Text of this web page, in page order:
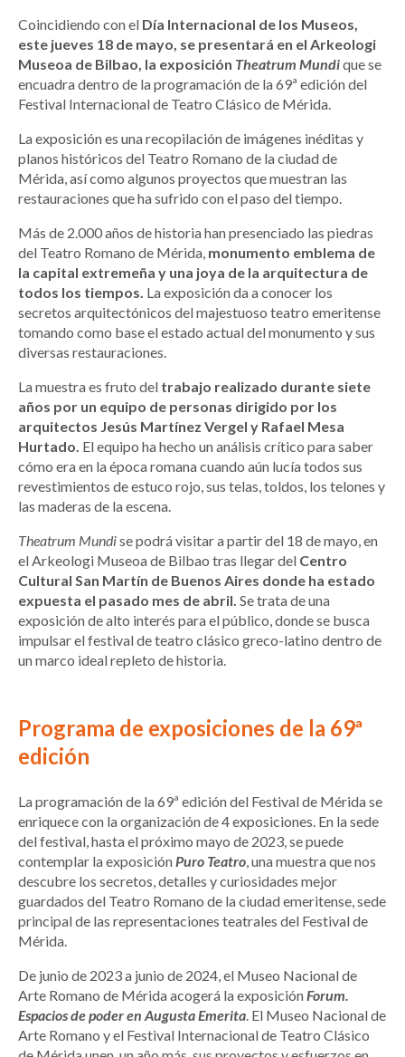
Coincidiendo con el Día Internacional de los Museos,
este jueves 18 de mayo, se presentará en el Arkeologi
Museoa de Bilbao, la exposición Theatrum Mundique se
encuadra dentro de la programación de la 69ª edición del
Festival Internacional de Teatro Clásico de Mérida.
La exposición es una recopilación de imágenes inéditas y
planos históricos del Teatro Romano de la ciudad de
Mérida, así como algunos proyectos que muestran las
restauraciones que ha sufrido con el paso del tiempo.
Más de 2.000 años de historia han presenciado las piedras
del Teatro Romano de Mérida, monumento emblema de
la capital extremeña y una joya de la arquitectura de
todos los tiempos. La exposición da a conocer los
secretos arquitectónicos del majestuoso teatro emeritense
tomando como base el estado actual del monumento y sus
diversas restauraciones.
La muestra es fruto del trabajo realizado durante siete
años por un equipo de personas dirigido por los
arquitectos Jesús Martínez Vergel y Rafael Mesa
Hurtado. El equipo ha hecho un análisis crítico para saber
cómo era en la época romana cuando aún lucía todos sus
revestimientos de estuco rojo, sus telas, toldos, los telones y
las maderas de la escena.
Theatrum Mundise podrá visitar a partir del 18 de mayo, en
el Arkeologi Museoa de Bilbao tras llegar del Centro
Cultural San Martín de Buenos Aires donde ha estado
expuesta el pasado mes de abril. Se trata de una
exposición de alto interés para el público, donde se busca
impulsar el festival de teatro clásico greco-latino dentro de
un marco ideal repleto de historia.
Programa de exposiciones de la 69ª
edición
La programación de la 69ª edición del Festival de Mérida se
enriquece con la organización de 4 exposiciones. En la sede
del festival, hasta el próximo mayo de 2023, se puede
contemplar la exposiciónPuro Teatro, una muestra que nos
descubre los secretos, detalles y curiosidades mejor
guardados del Teatro Romano de la ciudad emeritense, sede
principal de las representaciones teatrales del Festival de
Mérida.
De junio de 2023 a junio de 2024, el Museo Nacional de
Arte Romano de Mérida acogerá la exposiciónForum.
Espacios de poder en Augusta Emerita. El Museo Nacional de
Arte Romano y el Festival Internacional de Teatro Clásico